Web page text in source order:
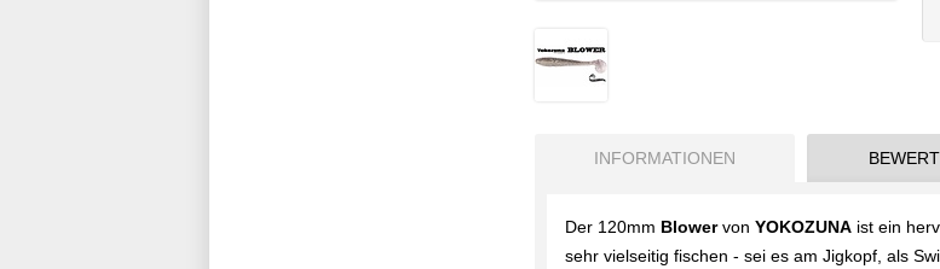
INFORMATIONEN
Der 120mm Blowervon YOKOZUNA ist ein
sehr vielseitig fischen - sei es am Jigkopf, als